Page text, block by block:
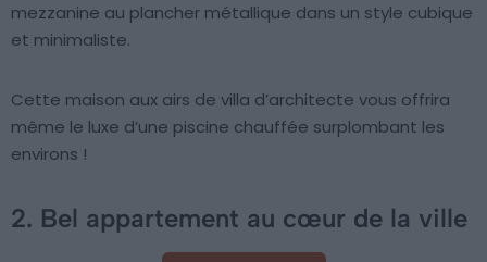
mezzanine au plancher métallique dans un style cubique
et minimaliste.
Cette maison aux airs de villa d’architecte vous offrira
même le luxe d’une piscine chauffée surplombant les
environs !
2. Bel appartement au cœur de la ville